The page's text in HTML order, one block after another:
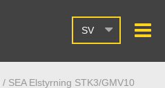
SV
/ SEA Elstyrning STK3/GMV10